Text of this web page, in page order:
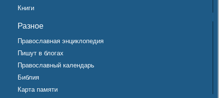
Книги
Разное
Православная энциклопедия
Пишут в блогах
Православный календарь
Библия
Карта памяти